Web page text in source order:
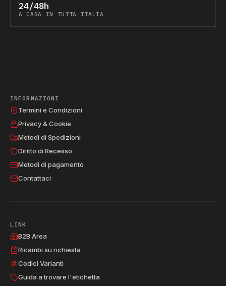
24/48h
A CASA IN TUTTA ITALIA
INFORMAZIONI
Termini e Condizioni
Privacy & Cookie
Metodi di Spedizioni
Diritto di Recesso
Metodi di pagamento
Contattaci
LINK
B2B Area
Ricambi su richiesta
Codici Varianti
Guida a trovare l'etichetta